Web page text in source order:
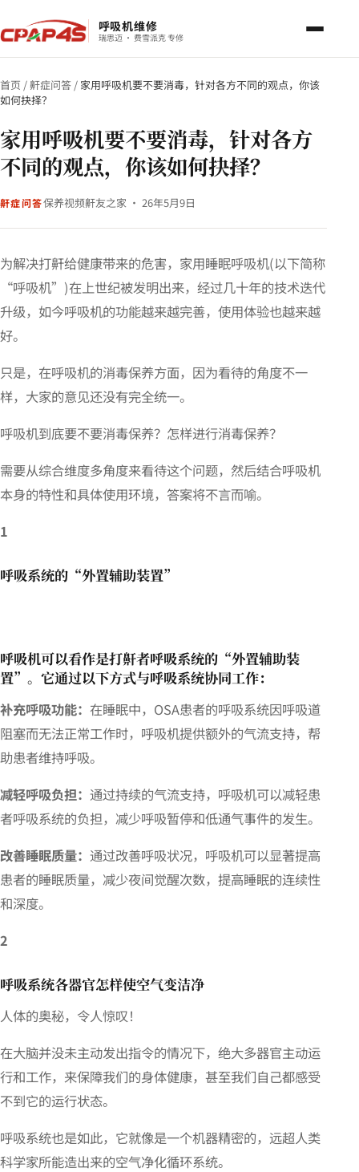
呼吸机维修
瑞思迈 · 费雪派克 专修
首页 /鼾症问答 / 家用呼吸机要不要消毒，针对各方不同的观点，你该
如何抉择？
家用呼吸机要不要消毒，针对各方
不同的观点，你该如何抉择？
鼾症问答保养视频鼾友之家 · 26年5月9日
为解决打鼾给健康带来的危害，家用睡眠呼吸机(以下简称
“呼吸机”)在上世纪被发明出来，经过几十年的技术迭代
升级，如今呼吸机的功能越来越完善，使用体验也越来越
好。
只是，在呼吸机的消毒保养方面，因为看待的角度不一
样，大家的意见还没有完全统一。
呼吸机到底要不要消毒保养？怎样进行消毒保养？
需要从综合维度多角度来看待这个问题，然后结合呼吸机
本身的特性和具体使用环境，答案将不言而喻。
1
呼吸系统的“外置辅助装置”
呼吸机可以看作是打鼾者呼吸系统的“外置辅助装
置”。它通过以下方式与呼吸系统协同工作：
补充呼吸功能： 在睡眠中，OSA患者的呼吸系统因呼吸道
阻塞而无法正常工作时，呼吸机提供额外的气流支持，帮
助患者维持呼吸。
减轻呼吸负担： 通过持续的气流支持，呼吸机可以减轻患
者呼吸系统的负担，减少呼吸暂停和低通气事件的发生。
改善睡眠质量： 通过改善呼吸状况，呼吸机可以显著提高
患者的睡眠质量，减少夜间觉醒次数，提高睡眠的连续性
和深度。
2
呼吸系统各器官怎样使空气变洁净
人体的奥秘，令人惊叹！
在大脑并没未主动发出指令的情况下，绝大多器官主动运
行和工作，来保障我们的身体健康，甚至我们自己都感受
不到它的运行状态。
呼吸系统也是如此，它就像是一个机器精密的，远超人类
科学家所能造出来的空气净化循环系统。